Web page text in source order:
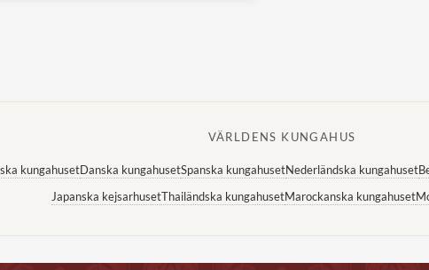
VÄRLDENS KUNGAHUS
kungahusetDanska kungahusetSpanska kungahusetNederländska kungahuset
Japanska kejsarhusetThailändska kungahusetMarockanska kungahuset